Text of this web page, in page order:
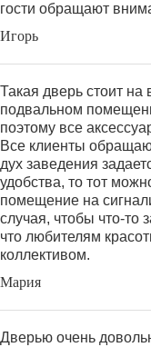
гости обращают
Игорь
Такая дверь стоит
подвальном
поэтому все
Все клиенты
дух заведения
удобства, то тот
помещение на
случая, чтобы что-то
что любителям
коллективом.
Мария
Дверью очень